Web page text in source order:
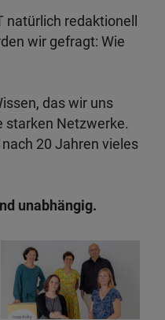
redaktionell
wir gefragt: Wie
das wir uns
starken Netzwerke.
20 Jahren vieles
unabhängig.